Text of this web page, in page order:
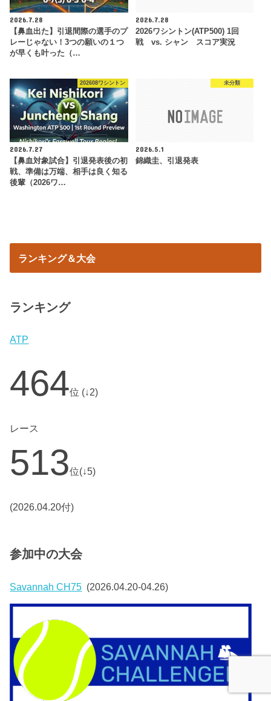
2026.7.28
【鼻血出た】引退間際の選手のプ
レーじゃない！3つの願いの１つ
が早くも叶った（…
2026.7.28
2026ワシントン(ATP500) 1回
戦 vs. シャン スコア実況
202608ワシントン
2026.7.27
【鼻血対象試合】引退発表後の初
戦、準備は万端、相手は良く知る
後輩（2026ワ…
未分類
2026.5.1
錦織圭、引退発表
ランキング＆大会
ランキング
ATP
464位 (↓2)
レース
513位(↓5)
(2026.04.20付)
参加中の大会
Savannah CH75 (2026.04.20-04.26)